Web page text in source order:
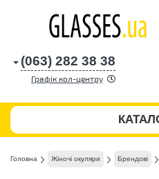
(063) 282 38 38
Графік кол-центру
Головна Жіночі окуляри Брендові